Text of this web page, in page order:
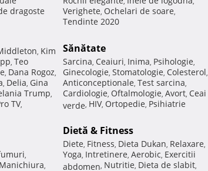
dragoste
, Kim
, Teo
, Dana Rogoz,
, Delia, Gina
Trump,
TV,
,
Manichiura,
Verighete, Ochelari de soare,
Tendinte 2020
Sănătate
Sarcina, Ceaiuri, Inima, Psihologie,
Ginecologie, Stomatologie, Colesterol,
Anticonceptionale, Test sarcina,
Cardiologie, Oftalmologie, Avort, Ceai
verde, HIV, Ortopedie, Psihiatrie
Dietă & Fitness
Diete, Fitness, Dieta Dukan, Relaxare,
Yoga, Intretinere, Aerobic, Exercitii
abdomen, Nutritie, Dieta de slabit,